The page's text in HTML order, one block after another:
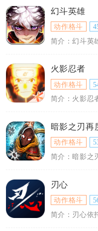
幻斗英雄
动作格斗
火影忍者
动作格斗
暗影之刃再
动作格斗
刃心
动作格斗